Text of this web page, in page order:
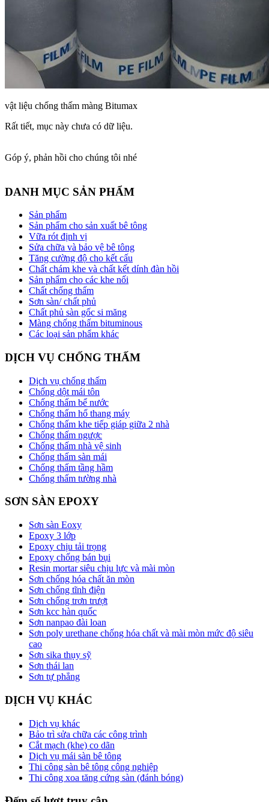
vật liệu chống thấm màng Bitumax
Rất tiết, mục này chưa có dữ liệu.
Góp ý, phản hồi cho chúng tôi nhé
DANH MỤC SẢN PHẨM
Sản phẩm
Sản phẩm cho sản xuất bê tông
Vữa rót định vị
Sửa chữa và bảo vệ bê tông
Tăng cường độ cho kết cấu
Chất chám khe và chất kết dính đàn hồi
Sản phẩm cho các khe nối
Chất chống thấm
Sơn sàn/ chất phủ
Chất phủ sàn gốc si măng
Màng chống thấm bituminous
Các loại sản phẩm khác
DỊCH VỤ CHỐNG THẤM
Dịch vụ chống thấm
Chống dột mái tôn
Chống thấm bể nước
Chống thấm hố thang máy
Chống thấm khe tiếp giáp giữa 2 nhà
Chống thấm ngược
Chống thấm nhà vệ sinh
Chống thấm sàn mái
Chống thấm tầng hầm
Chống thấm tường nhà
SƠN SÀN EPOXY
Sơn sàn Eoxy
Epoxy 3 lớp
Epoxy chịu tải trọng
Epoxy chống bán bụi
Resin mortar siêu chịu lực và mài mòn
Sơn chống hóa chất ăn mòn
Sơn chống tĩnh điện
Sơn chống trơn trượt
Sơn kcc hàn quốc
Sơn nanpao đài loan
Sơn poly urethane chống hóa chất và mài mòn mức độ siêu
cao
Sơn sika thụy sỹ
Sơn thái lan
Sơn tự phẳng
DỊCH VỤ KHÁC
Dịch vụ khác
Bảo trì sửa chữa các công trình
Cắt mạch (khe) co dãn
Dịch vụ mái sàn bê tông
Thi công sàn bê tông công nghiệp
Thi công xoa tăng cứng sàn (đánh bóng)